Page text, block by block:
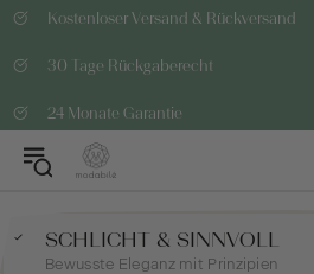
Kostenloser Versand & Rückversand
30 Tage Rückgaberecht
24 Monate Garantie
SCHLICHT & SINNVOLL
Bewusste Eleganz mit Prinzipien